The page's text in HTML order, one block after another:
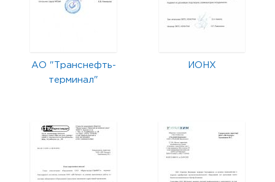
АО "Транснефть-
терминал"
ИОНХ